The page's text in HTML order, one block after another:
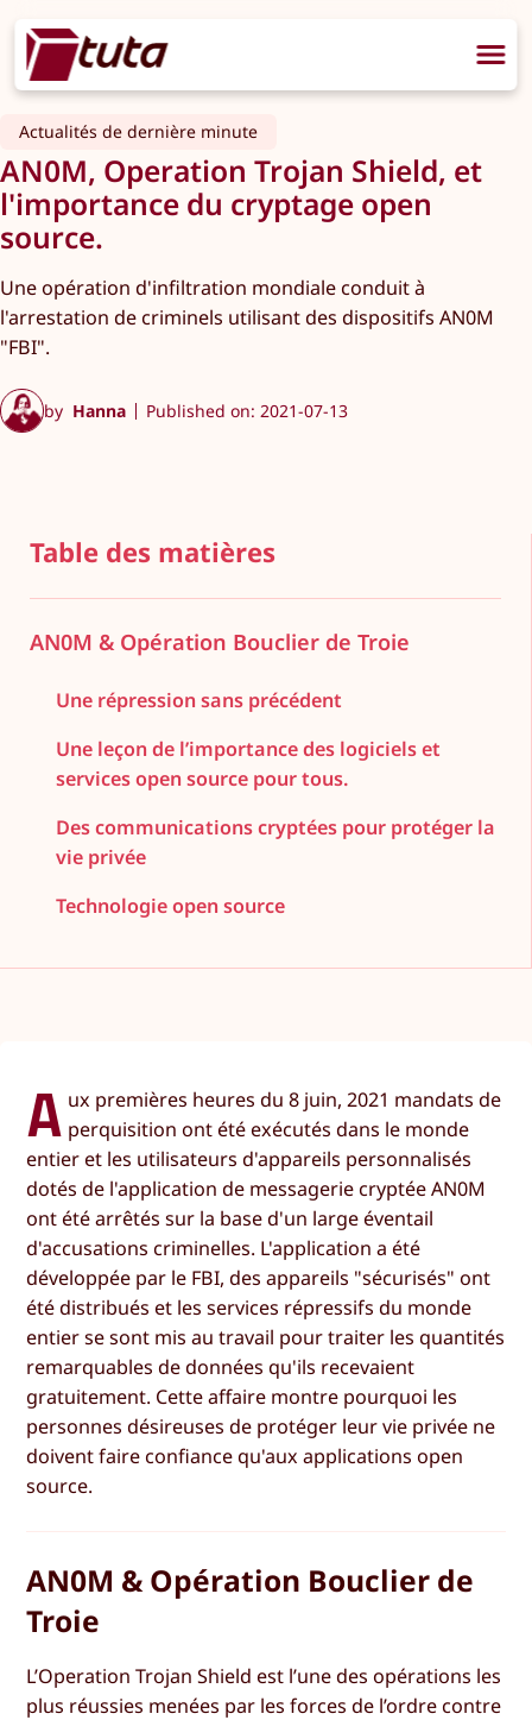
Actualités de dernière minute
AN0M, Operation Trojan Shield, et
l'importance du cryptage open
source.
Une opération d'infiltration mondiale conduit à
l'arrestation de criminels utilisant des dispositifs AN0M
"FBI".
by Hanna Published on: 2021-07-13
Table des matières
AN0M & Opération Bouclier de Troie
Une répression sans précédent
Une leçon de l’importance des logiciels et
services open source pour tous.
Des communications cryptées pour protéger la
vie privée
Technologie open source
A ux premières heures du 8 juin, 2021 mandats de
perquisition ont été exécutés dans le monde
entier et les utilisateurs d'appareils personnalisés
dotés de l'application de messagerie cryptée AN0M
ont été arrêtés sur la base d'un large éventail
d'accusations criminelles. L'application a été
développée par le FBI, des appareils "sécurisés" ont
été distribués et les services répressifs du monde
entier se sont mis au travail pour traiter les quantités
remarquables de données qu'ils recevaient
gratuitement. Cette affaire montre pourquoi les
personnes désireuses de protéger leur vie privée ne
doivent faire confiance qu'aux applications open
source.
AN0M & Opération Bouclier de
Troie
L’Operation Trojan Shield est l’une des opérations les
plus réussies menées par les forces de l’ordre contre